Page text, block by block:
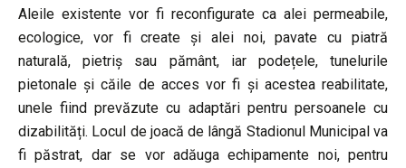
Aleile existente vor fi reconfigurate ca alei permeabile,
ecologice, vor fi create și alei noi, pavate cu piatră
naturală, pietriș sau pământ, iar podețele, tunelurile
pietonale și căile de acces vor fi și acestea reabilitate,
unele fiind prevăzute cu adaptări pentru persoanele cu
dizabilități. Locul de joacă de lângă Stadionul Municipal va
fi păstrat, dar se vor adăuga echipamente noi, pentru